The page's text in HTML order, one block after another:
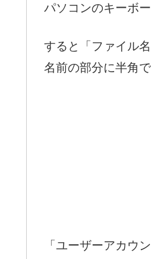
パソコンのキーボ
すると「ファイル
名前の部分に半角
「ユーザーアカウ